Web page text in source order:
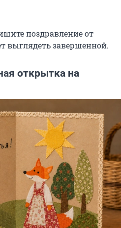
поздравление от
выглядеть завершенной.
открытка на